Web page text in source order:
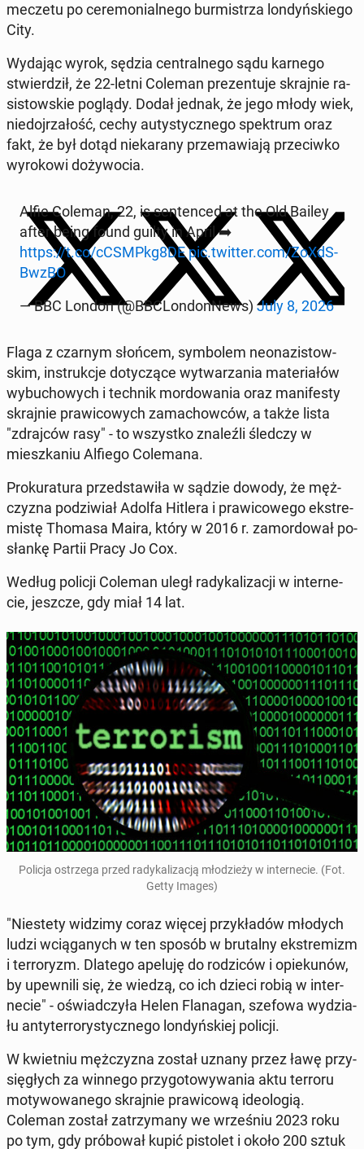
meczetu po ce­re­mo­nial­ne­go bur­mi­strza lon­dyń­skie­go
City.
Wydając wyrok, sędzia cen­tral­ne­go sądu karnego
stwier­dził, że 22-letni Coleman pre­zen­tu­je skraj­nie ra­
si­stow­skie poglądy. Dodał jednak, że jego młody wiek,
nie­doj­rza­łość, cechy au­ty­stycz­ne­go spek­trum oraz
fakt, że był dotąd nie­ka­ra­ny prze­ma­wia­ją prze­ciw­ko
wy­ro­ko­wi do­ży­wo­cia.
Alfie Coleman, 22, is sen­ten­ced at the Old Bailey
after being found guilty in April ➡️
https://t.co/cCSMPkg8DEpic.twitter.com/Zo­XdS­
Bw­zBO
— BBC London (@BBC­Lon­don­News) July 8, 2026
Flaga z czarnym słońcem, sym­bo­lem neo­na­zi­stow­
skim, in­struk­cje do­ty­czą­ce wy­twa­rza­nia ma­te­ria­łów
wy­bu­cho­wych i technik mor­do­wa­nia oraz ma­ni­fe­sty
skraj­nie pra­wi­co­wych za­ma­chow­ców, a także lista
"zdraj­ców rasy" - to wszyst­ko zna­leź­li śledczy w
miesz­ka­niu Alfiego Co­le­ma­na.
Pro­ku­ra­tu­ra przed­sta­wi­ła w sądzie dowody, że męż­
czy­zna po­dzi­wiał Adolfa Hitlera i pra­wi­co­we­go eks­tre­
mi­stę Thomasa Maira, który w 2016 r. za­mor­do­wał po­
słan­kę Partii Pracy Jo Cox.
Według policji Coleman uległ ra­dy­ka­li­za­cji w in­ter­ne­
cie, jeszcze, gdy miał 14 lat.
Policja ostrze­ga przed ra­dy­ka­li­za­cją mło­dzie­ży w in­ter­ne­cie. (Fot.
Getty Images)
"Nie­ste­ty widzimy coraz więcej przy­kła­dów młodych
ludzi wcią­ga­nych w ten sposób w bru­tal­ny eks­tre­mizm
i ter­ro­ryzm. Dlatego apeluję do ro­dzi­ców i opie­ku­nów,
by upew­ni­li się, że wiedzą, co ich dzieci robią w in­ter­
ne­cie" - oświad­czy­ła Helen Fla­na­gan, szefowa wy­dzia­
łu an­ty­ter­ro­ry­stycz­ne­go lon­dyń­skiej policji.
W kwiet­niu męż­czy­zna został uznany przez ławę przy­
się­głych za winnego przy­go­to­wy­wa­nia aktu terroru
mo­ty­wo­wa­ne­go skraj­nie pra­wi­co­wą ide­olo­gią.
Coleman został za­trzy­ma­ny we wrze­śniu 2023 roku
po tym, gdy pró­bo­wał kupić pi­sto­let i około 200 sztuk